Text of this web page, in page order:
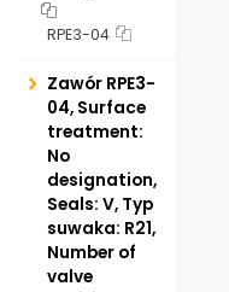
RPE3-04
Zawór RPE3-
04, Surface
treatment:
No
designation,
Seals: V, Typ
suwaka: R21,
Number of
valve